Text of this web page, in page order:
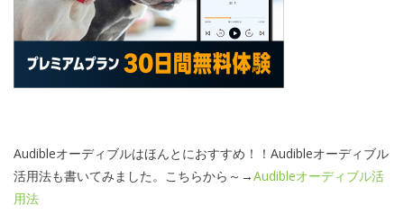
Audibleオーディブルはほんとにおすすめ！！Audibleオーディブル
活用法も書いてみました。こちらから～→Audibleオーディブル活
用法